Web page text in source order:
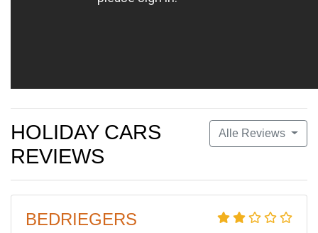
Alle Reviews
HOLIDAY CARS
REVIEWS
BEDRIEGERS